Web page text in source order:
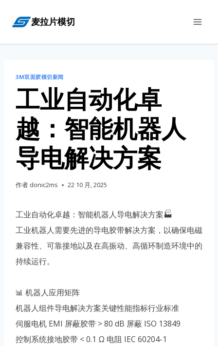
麦拉片模切
3M双面胶模切新闻
工业自动化卓
越：智能机器人
导电解决方案
作者 donic2ms 22 10 月, 2025
工业自动化卓越：智能机器人导电解决方案🏭
工业机器人需要先进的导电胶带解决方案，以确保电磁
兼容性、可靠接地以及在高振动、高循环制造环境中的
持续运行。
📊 机器人应用矩阵
机器人组件导电解决方案关键性能指标行业标准
伺服电机 EMI 屏蔽胶带 > 80 dB 屏蔽 ISO 13849
控制系统接地胶带 < 0.1 Ω 电阻 IEC 60204-1